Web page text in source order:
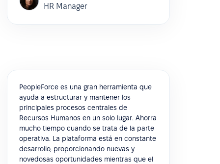
HR Manager
PeopleForce es una gran herramienta que
ayuda a estructurar y mantener los
principales procesos centrales de
Recursos Humanos en un solo lugar. Ahorra
mucho tiempo cuando se trata de la parte
operativa. La plataforma está en constante
desarrollo, proporcionando nuevas y
novedosas oportunidades mientras que el